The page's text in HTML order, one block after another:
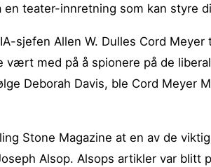
en teater-innretning som kan styre
sjefen Allen W. Dulles Cord
vært med på å spionere på de
Deborah Davis, ble Cord Meyer
Stone Magazine at en av de
Alsop. Alsops artikler var blitt